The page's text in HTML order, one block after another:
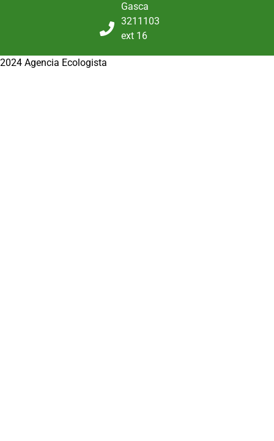
Gasca
3211103
ext 16
2024 Agencia Ecologista